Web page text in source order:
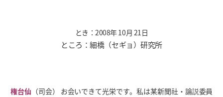
とき：2008年 10月 21日
ところ：細橋（セギョ）研究所
権台仙 （司会） お会いできて光栄です。私は某新聞社・論説委員